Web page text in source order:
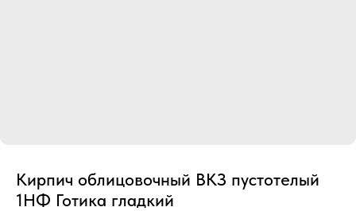
Кирпич облицовочный ВКЗ пустотелый
1НФ Готика гладкий